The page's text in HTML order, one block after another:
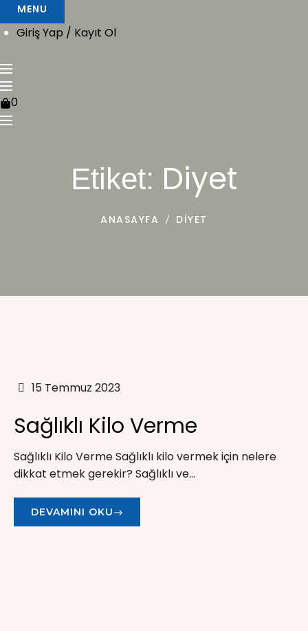
MENU
Giriş Yap / Kayıt Ol
0
Etiket: Diyet
ANASAYFA DIYET
15 Temmuz 2023
Sağlıklı Kilo Verme
Sağlıklı Kilo Verme Sağlıklı kilo vermek için nelere
dikkat etmek gerekir? Sağlıklı ve...
DEVAMINI OKU